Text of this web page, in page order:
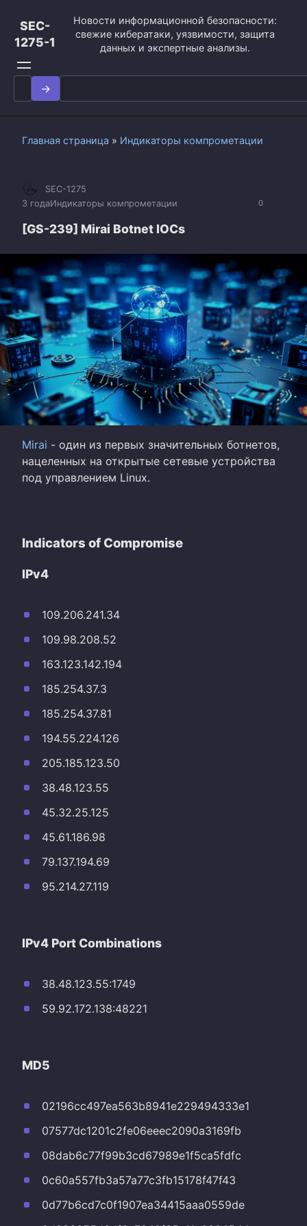
контенту
SEC-
1275-1
Новости информационной безопасности:
свежие кибератаки, уязвимости, защита
данных и экспертные анализы.
Search
for:
Главная страница » Индикаторы компрометации
0
SEC-1275
3 годаИндикаторы компрометации
[GS-239] Mirai Botnet IOCs
Mirai - один из первых значительных ботнетов,
нацеленных на открытые сетевые устройства
под управлением Linux.
Indicators of Compromise
IPv4
109.206.241.34
109.98.208.52
163.123.142.194
185.254.37.3
185.254.37.81
194.55.224.126
205.185.123.50
38.48.123.55
45.32.25.125
45.61.186.98
79.137.194.69
95.214.27.119
IPv4 Port Combinations
38.48.123.55:1749
59.92.172.138:48221
MD5
02196cc497ea563b8941e229494333e1
07577dc1201c2fe06eeec2090a3169fb
08dab6c77f99b3cd67989e1f5ca5fdfc
0c60a557fb3a57a77c3fb15178f47f43
0d77b6cd7c0f1907ea34415aaa0559de